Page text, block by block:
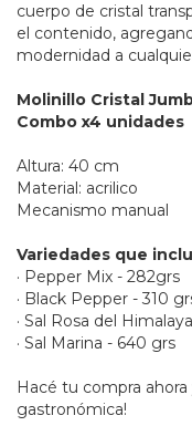
cuerpo de cristal
el contenido,
modernidad a
Molinillo Cristal
Combo x4 unidades
Altura: 40 cm
Material: acrilico
Mecanismo manual
Variedades que
· Pepper Mix - 282grs
· Black Pepper - 310
· Sal Rosa del
· Sal Marina - 640 grs
Hacé tu compra
gastronómica!